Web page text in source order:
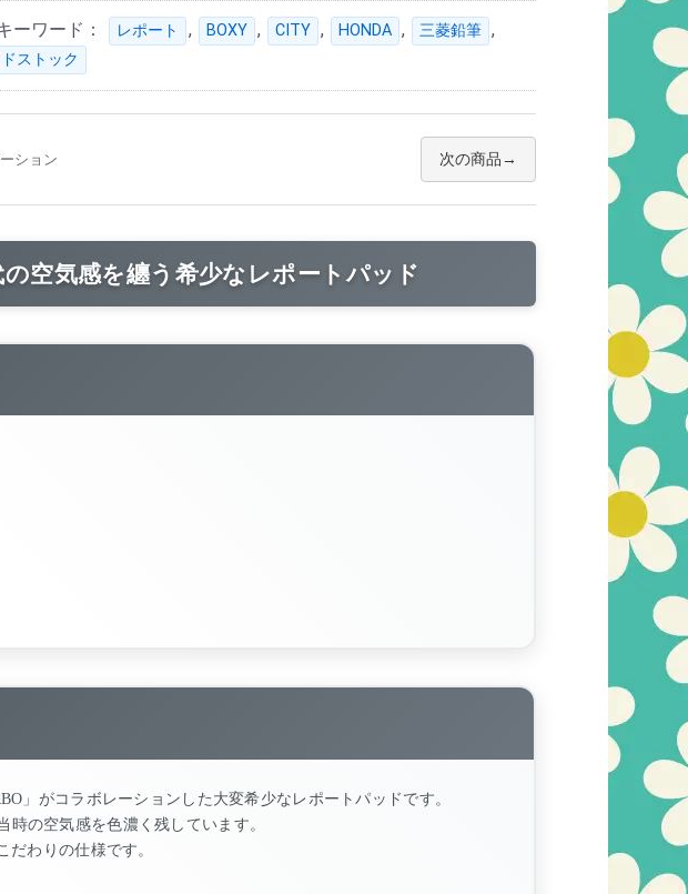
ーワード： レポート , BOXY , CITY , HONDA , 三菱鉛筆 ,
ストック
ション 次の商品
空気感を纏う希少なレポートパッド
」がコラボレーションした大変希少なレポートパッドです。
の空気感を色濃く残しています。
わりの仕様です。